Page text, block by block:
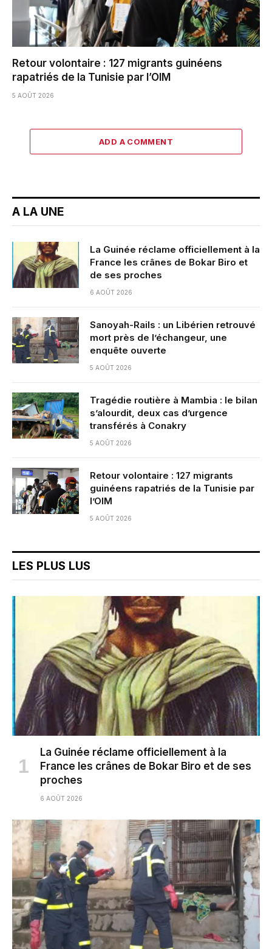
Retour volontaire : 127 migrants guinéens
rapatriés de la Tunisie par l’OIM
5 AOÛT 2026
ADD A COMMENT
A LA UNE
La Guinée réclame officiellement à la
France les crânes de Bokar Biro et
de ses proches
6 AOÛT 2026
Sanoyah-Rails : un Libérien retrouvé
mort près de l’échangeur, une
enquête ouverte
5 AOÛT 2026
Tragédie routière à Mambia : le bilan
s’alourdit, deux cas d’urgence
transférés à Conakry
5 AOÛT 2026
Retour volontaire : 127 migrants
guinéens rapatriés de la Tunisie par
l’OIM
5 AOÛT 2026
LES PLUS LUS
La Guinée réclame officiellement à la
France les crânes de Bokar Biro et de ses
proches
6 AOÛT 2026